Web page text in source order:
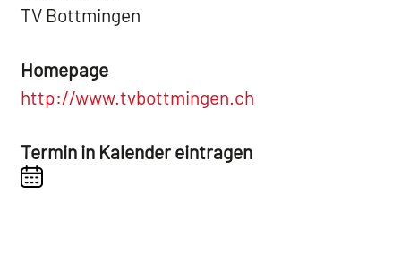
TV Bottmingen
Homepage
http://www.tvbottmingen.ch
Termin in Kalender eintragen